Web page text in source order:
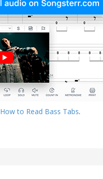
How to Read Bass Tabs.